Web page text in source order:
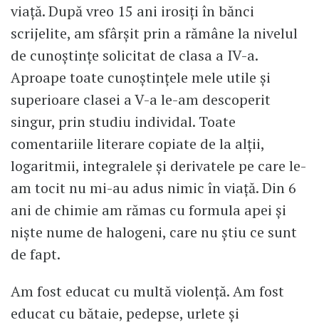
viață. După vreo 15 ani irosiți în bănci
scrijelite, am sfârșit prin a rămâne la nivelul
de cunoștințe solicitat de clasa a IV-a.
Aproape toate cunoștințele mele utile și
superioare clasei a V-a le-am descoperit
singur, prin studiu individal. Toate
comentariile literare copiate de la alții,
logaritmii, integralele și derivatele pe care le-
am tocit nu mi-au adus nimic în viață. Din 6
ani de chimie am rămas cu formula apei și
niște nume de halogeni, care nu știu ce sunt
de fapt.
Am fost educat cu multă violență. Am fost
educat cu bătaie, pedepse, urlete și